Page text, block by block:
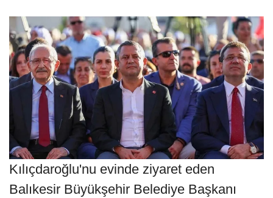
Kılıçdaroğlu'nu evinde ziyaret eden
Balıkesir Büyükşehir Belediye Başkanı